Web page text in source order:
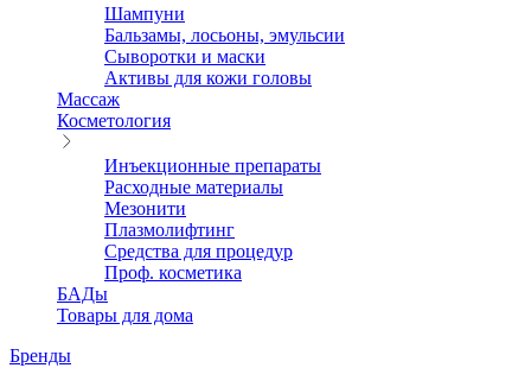
Шампуни
Бальзамы, лосьоны, эмульсии
Сыворотки и маски
Активы для кожи головы
Массаж
Косметология
Инъекционные препараты
Расходные материалы
Мезонити
Плазмолифтинг
Средства для процедур
Проф. косметика
БАДы
Товары для дома
Бренды